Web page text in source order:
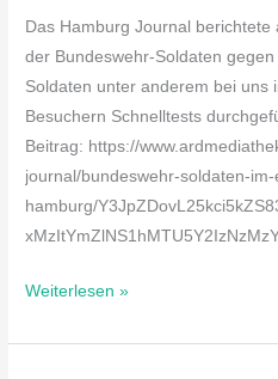
Das Hamburg Journal
der Bundeswehr-Soldaten
Soldaten unter anderem bei uns
Besuchern Schnelltests
Beitrag: https://
journal/bundeswehr-soldaten-
hamburg/
Weiterlesen »